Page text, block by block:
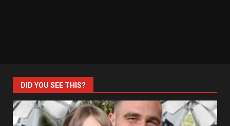
DID YOU SEE THIS?